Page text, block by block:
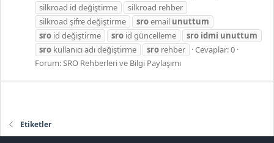
silkroad id değiştirme
silkroad rehber
silkroad şifre değiştirme
sroemail unuttum
sro id değiştirme sro id güncelleme sro idmi unuttum
sro kullanıcı adı değiştirme sro rehber
Cevaplar: 0
Forum:SRO Rehberleri ve Bilgi Paylaşımı
Etiketler